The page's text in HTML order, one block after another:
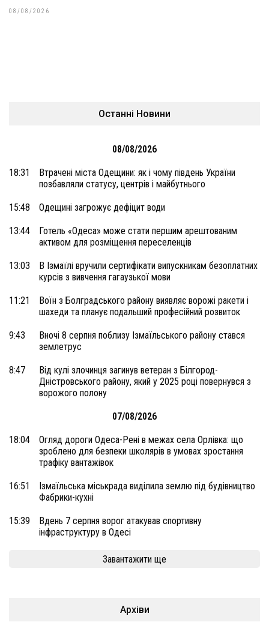
08/08/2026
Останні Новини
08/08/2026
18:31
Втрачені міста Одещини: як і чому південь України
позбавляли статусу, центрів і майбутнього
15:48 Одещині загрожує дефіцит води
13:44
Готель «Одеса» може стати першим арештованим
активом для розміщення переселенців
13:03
В Ізмаїлі вручили сертифікати випускникам безоплатних
курсів з вивчення гагаузької мови
11:21
Воїн з Болградського району виявляє ворожі ракети і
шахеди та планує подальший професійний розвиток
9:43
Вночі 8 серпня поблизу Ізмаїльського району стався
землетрус
8:47
Від кулі злочинця загинув ветеран з Білгород-
Дністровського району, який у 2025 році повернувся з
ворожого полону
07/08/2026
18:04
Огляд дороги Одеса-Рені в межах села Орлівка: що
зроблено для безпеки школярів в умовах зростання
трафіку вантажівок
16:51
Ізмаїльська міськрада виділила землю під будівництво
Фабрики-кухні
15:39
Вдень 7 серпня ворог атакував спортивну
інфраструктуру в Одесі
Завантажити ще
Архіви